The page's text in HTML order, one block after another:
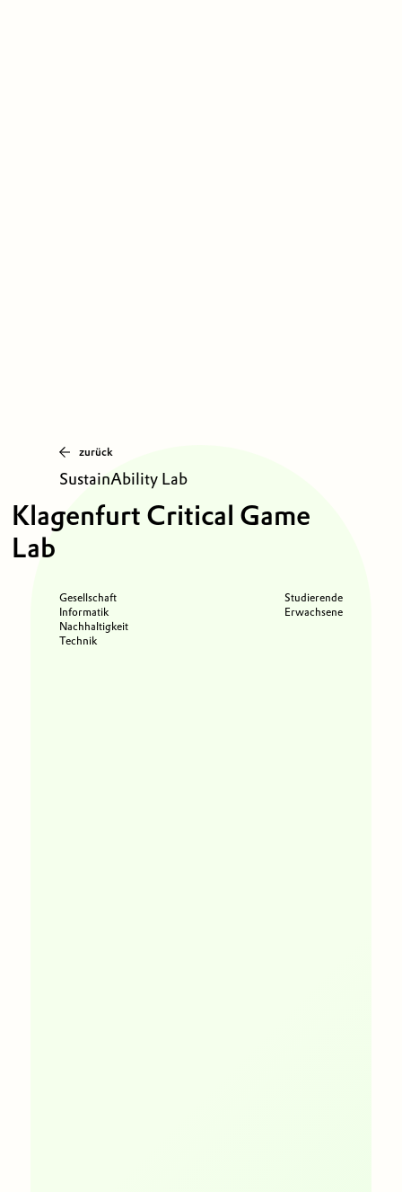
zurück
SustainAbility Lab
Klagenfurt Critical Game
Lab
Gesellschaft
Informatik
Nachhaltigkeit
Technik
Studierende
Erwachsene